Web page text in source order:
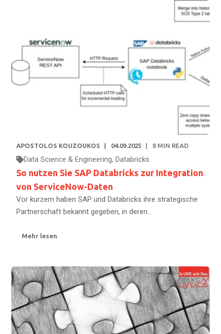
APOSTOLOS KOUZOUKOS 04.09.2025 8 MIN READ
Data Science & Engineering, Databricks
So nutzen Sie SAP Databricks zur Integration
von ServiceNow-Daten
Vor kurzem haben SAP und Databricks ihre strategische
Partnerschaft bekannt gegeben, in deren...
Mehr lesen